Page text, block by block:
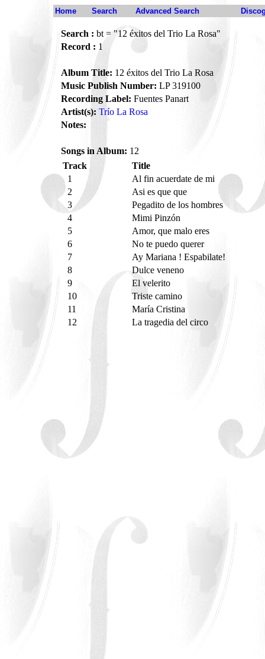
Home Search Advanced Search
Search : bt = "12 éxitos del Trio La Rosa"
Record : 1
Album Title: 12 éxitos del Trio La Rosa
Music Publish Number: LP 319100
Recording Label: Fuentes Panart
Artist(s): Trío La Rosa
Notes:
Songs in Album: 12
Track
Title
1
Al fin acuerdate de mi
2
Asi es que que
3
Pegadito de los hombres
4
Mimi Pinzón
5
Amor, que malo eres
6
No te puedo querer
7
Ay Mariana ! Espabilate!
8
Dulce veneno
9
El velerito
10
Triste camino
11
María Cristina
12
La tragedia del circo